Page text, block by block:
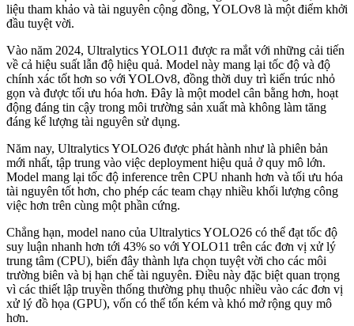
liệu tham khảo và tài nguyên cộng đồng, YOLOv8 là một điểm khởi
đầu tuyệt vời.
Vào năm 2024, Ultralytics YOLO11 được ra mắt với những cải tiến
về cả hiệu suất lẫn độ hiệu quả. Model này mang lại tốc độ và độ
chính xác tốt hơn so với YOLOv8, đồng thời duy trì kiến trúc nhỏ
gọn và được tối ưu hóa hơn. Đây là một model cân bằng hơn, hoạt
động đáng tin cậy trong môi trường sản xuất mà không làm tăng
đáng kể lượng tài nguyên sử dụng.
Năm nay, Ultralytics YOLO26 được phát hành như là phiên bản
mới nhất, tập trung vào việc deployment hiệu quả ở quy mô lớn.
Model mang lại tốc độ inference trên CPU nhanh hơn và tối ưu hóa
tài nguyên tốt hơn, cho phép các team chạy nhiều khối lượng công
việc hơn trên cùng một phần cứng.
Chẳng hạn, model nano của Ultralytics YOLO26 có thể đạt tốc độ
suy luận nhanh hơn tới 43% so với YOLO11 trên các đơn vị xử lý
trung tâm (CPU), biến đây thành lựa chọn tuyệt vời cho các môi
trường biên và bị hạn chế tài nguyên. Điều này đặc biệt quan trọng
vì các thiết lập truyền thống thường phụ thuộc nhiều vào các đơn vị
xử lý đồ họa (GPU), vốn có thể tốn kém và khó mở rộng quy mô
hơn.